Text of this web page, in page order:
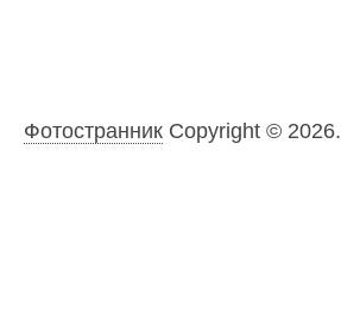
ФотостранникCopyright © 2026.